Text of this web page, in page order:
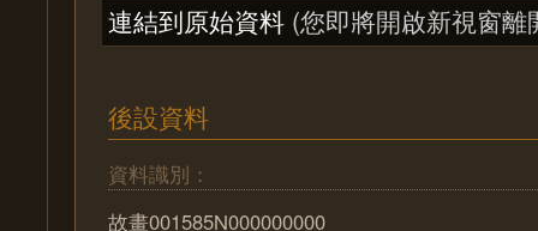
連結到原始資料 (您即將開啟新視窗離
後設資料
資料識別：
故畫001585N000000000